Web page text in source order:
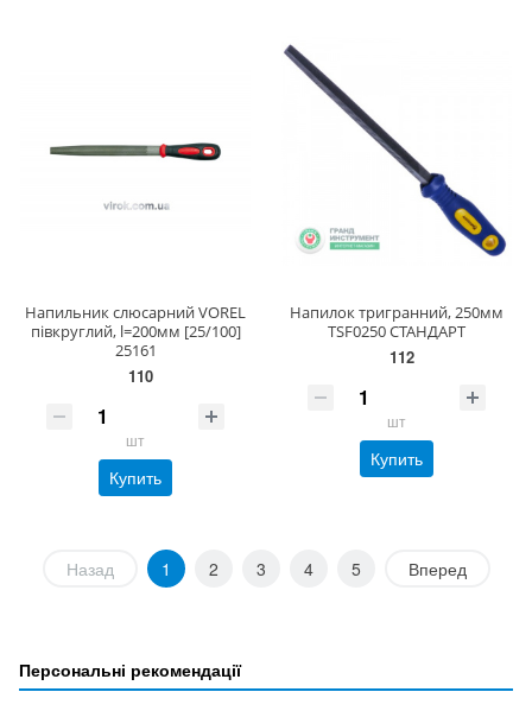
Напильник слюсарний VOREL
півкруглий, l=200мм [25/100]
25161
110
шт
Купить
Напилок тригранний, 250мм
TSF0250 СТАНДАРТ
112
шт
Купить
Назад 1 2 3 4 5 Вперед
Персональні рекомендації